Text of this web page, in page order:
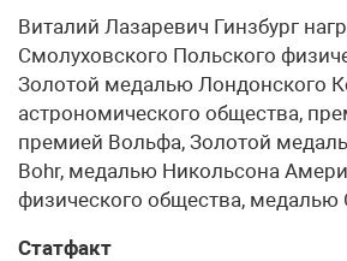
Виталий Лазаревич Гинзбург
Смолуховского Польского
Золотой медалью Лондонского
астрономического общества,
премией Вольфа, Золотой
Bohr, медалью Никольсона
физического общества, медалью
Статфакт